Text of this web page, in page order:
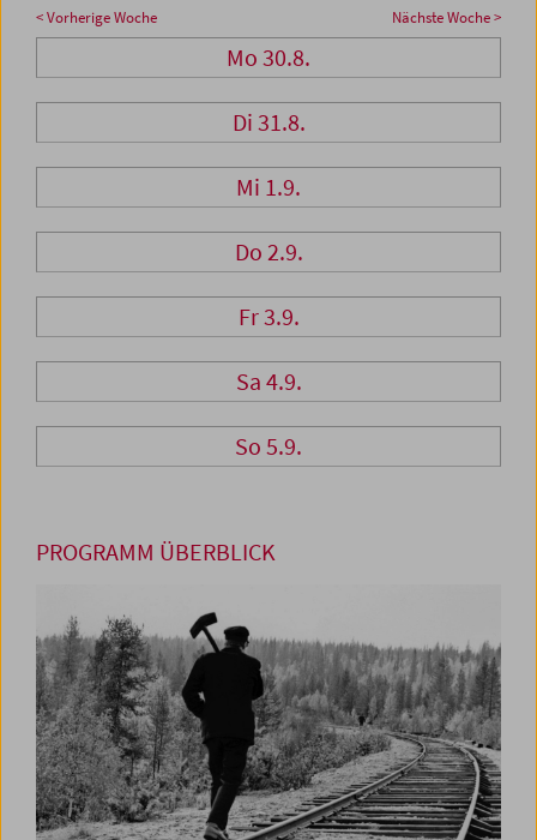
< Vorherige Woche Nächste Woche >
Mo 30.8.
Di 31.8.
Mi 1.9.
Do 2.9.
Fr 3.9.
Sa 4.9.
So 5.9.
PROGRAMM ÜBERBLICK